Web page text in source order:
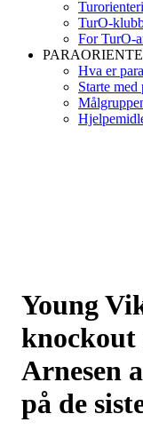
TurO-
For TurO-
Hva er
Starte med
Young
Arnesen
på de